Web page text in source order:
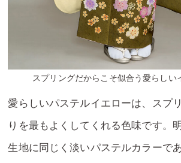
スプリングだからこそ似合う愛らしい
愛らしいパステルイエローは、スプ
りを最もよくしてくれる色味です。
生地に同じく淡いパステルカラーで